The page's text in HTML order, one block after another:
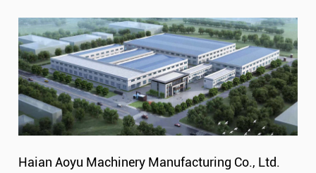
Haian Aoyu Machinery Manufacturing Co., Ltd.